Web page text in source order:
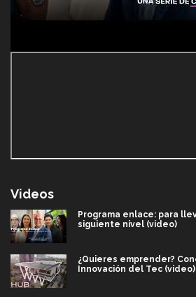
Videos
Programa enlace: para
siguiente nivel (video)
¿Quieres emprender?
Innovación del Tec (video)